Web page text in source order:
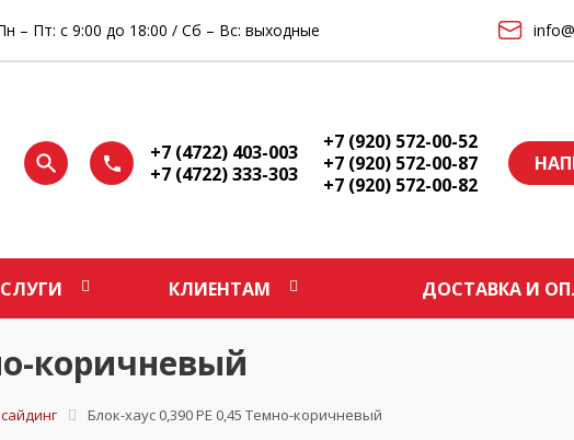
– Пт: с 9:00 до 18:00 / Сб – Вс: выходные
+7 (4722) 403-003
+7 (4722) 333-303
+7 (920) 572-00-52
+7 (920) 572-00-87
+7 (920) 572-00-82
КЛИЕНТАМ ДОСТАВКА И
коричневый
Блок-хаус 0,390 PE 0,45 Темно-коричневый